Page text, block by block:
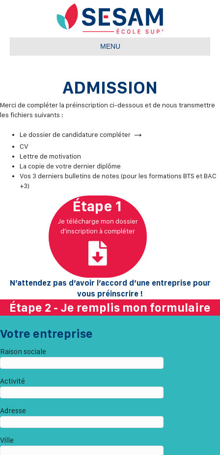
MENU
ADMISSION
Merci de compléter la préinscription ci-dessous et de nous transmettre
les fichiers suivants :
Le dossier de candidature compléter →
CV
Lettre de motivation
La copie de votre dernier diplôme
Vos 3 derniers bulletins de notes (pour les formations BTS et BAC
+3)
Étape 1
Je télécharge mon dossier
d'inscription à compléter
N’attendez pas d’avoir l’accord d’une entreprise pour
vous préinscrire !
Étape 2 - Je remplis mon formulaire
Votre entreprise
Raison sociale
Activité
Adresse
Ville